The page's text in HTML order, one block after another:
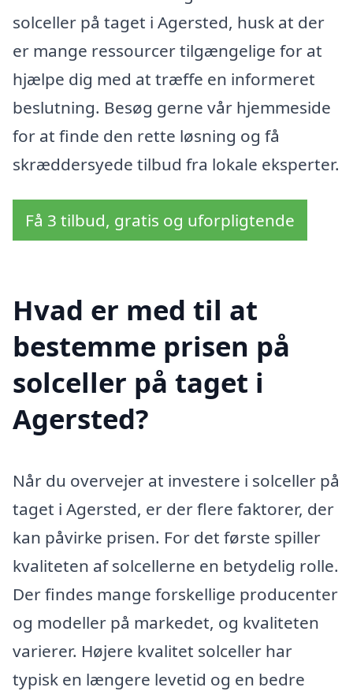
solceller på taget i Agersted, husk at der
er mange ressourcer tilgængelige for at
hjælpe dig med at træffe en informeret
beslutning. Besøg gerne vår hjemmeside
for at finde den rette løsning og få
skræddersyede tilbud fra lokale eksperter.
Få 3 tilbud, gratis og uforpligtende
Hvad er med til at
bestemme prisen på
solceller på taget i
Agersted?
Når du overvejer at investere i solceller på
taget i Agersted, er der flere faktorer, der
kan påvirke prisen. For det første spiller
kvaliteten af solcellerne en betydelig rolle.
Der findes mange forskellige producenter
og modeller på markedet, og kvaliteten
varierer. Højere kvalitet solceller har
typisk en længere levetid og en bedre